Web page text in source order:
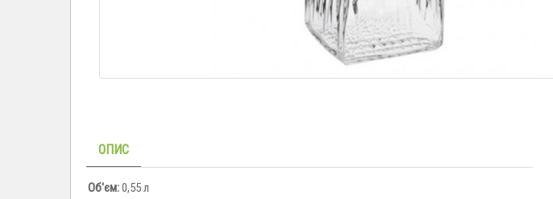
ОПИС
Об'єм:0,55 л